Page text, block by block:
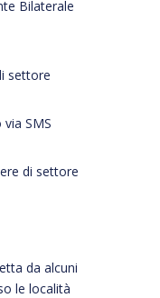
Bilaterale
settore
SMS
di settore
da alcuni
le località